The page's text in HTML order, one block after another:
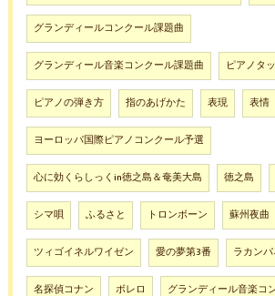
グランディールコンクール課題曲
グランディール音楽コンクール課題曲 ピアノタ
ピアノの弾き方 指のあげかた 表現 表情
ヨーロッパ国際ピアノコンクール予選
心に効くらしっくin徳之島＆奄美大島 徳之島
シマ唄 ふるさと トロンボーン 蘇州夜曲
ツィゴイネルワイゼン 愛の夢第3番 ラカン
名探偵コナン ボレロ グランディール音楽コ